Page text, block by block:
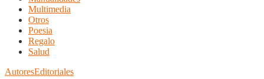
Multimedia
Otros
Poesia
Regalo
Salud
AutoresEditoriales